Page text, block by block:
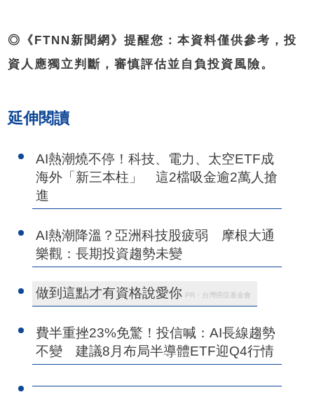
◎《FTNN新聞網》提醒您：本資料僅供參考，投
資人應獨立判斷，審慎評估並自負投資風險。
延伸閱讀
AI熱潮燒不停！科技、電力、太空ETF成
海外「新三本柱」 這2檔吸金逾2萬人搶
進
AI熱潮降溫？亞洲科技股疲弱 摩根大通
樂觀：長期投資趨勢未變
做到這點才有資格說愛你 PR・台灣癌症基金會
費半重挫23%免驚！投信喊：AI長線趨勢
不變 建議8月布局半導體ETF迎Q4行情